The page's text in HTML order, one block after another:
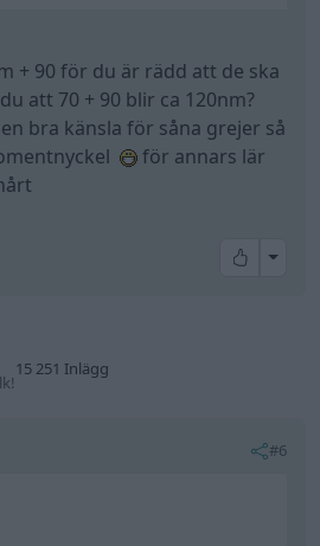
+ 90 för du är rädd att de ska
att 70 + 90 blir ca 120nm?
bra känsla för såna grejer så
för annars lär
All
15 251 Inlägg
#6